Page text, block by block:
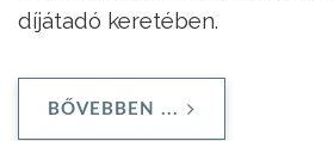
díjátadó keretében.
BŐVEBBEN ...